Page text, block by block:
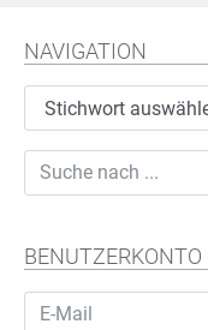
NAVIGATION
BENUTZERKONTO